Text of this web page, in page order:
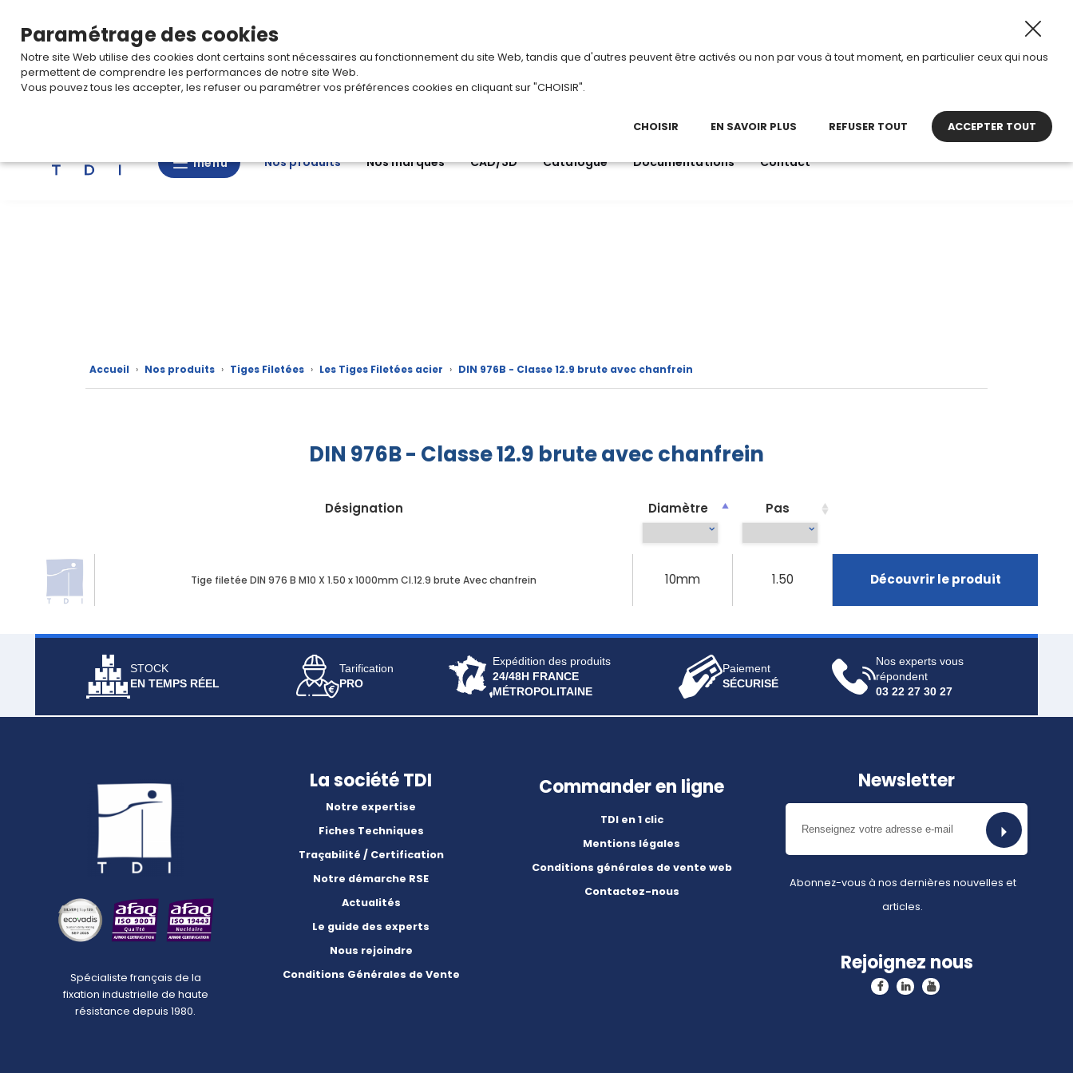
Du 3 au 28 août 2026, TDI passe en mode été. Horaires
Nos
produits
Catalogue
Contact
menu
menu Nos produits Nos marques CAD/3D Catalogue Documentations Contact
Accueil › Nos produits › Tiges Filetées › Les Tiges Filetées acier › DIN 976B - Classe 12.9 brute avec chanfrein
DIN 976B - Classe 12.9 brute avec chanfrein
Désignation Diamètre Pas
Tige filetée DIN 976 B M10 X 1.50 x 1000mm Cl.12.9 brute Avec chanfrein 10mm 1.50 Découvrir le produit
STOCK
EN TEMPS RÉEL
Tarification
PRO
Expédition des produits
24/48H FRANCE
MÉTROPOLITAINE
Paiement
SÉCURISÉ
Nos experts vous
répondent
03 22 27 30 27
Spécialiste français de la
fixation industrielle de haute
résistance depuis 1980.
La société TDI
Notre expertise
Fiches Techniques
Traçabilité / Certification
Notre démarche RSE
Actualités
Le guide des experts
Nous rejoindre
Conditions Générales de Vente
Commander en ligne
TDI en 1 clic
Mentions légales
Conditions générales de vente web
Contactez-nous
Newsletter
Abonnez-vous à nos dernières nouvelles et
articles.
Rejoignez nous
Paramétrage des cookies
Notre site Web utilise des cookies dont certains sont nécessaires au fonctionnement du site Web, tandis que d'autres peuvent être activés ou non par vous à tout moment, en particulier ceux qui nous
permettent de comprendre les performances de notre site Web.
Vous pouvez tous les accepter, les refuser ou paramétrer vos préférences cookies en cliquant sur "CHOISIR".
CHOISIR EN SAVOIR PLUS REFUSER TOUT ACCEPTER TOUT